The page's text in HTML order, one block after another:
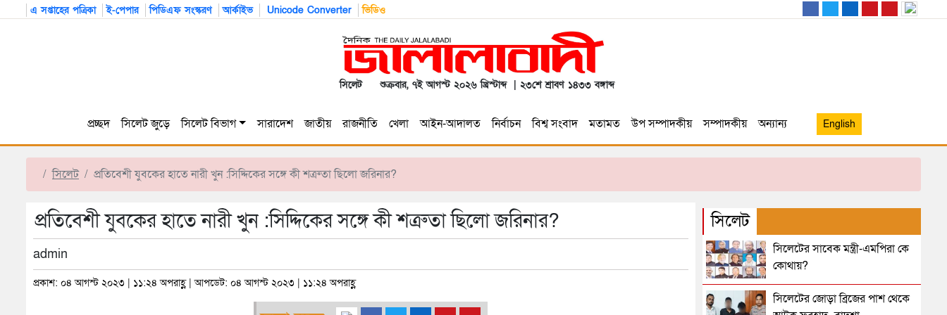
এ সপ্তাহের পত্রিকা ই-পেপার পিডিএফ সংস্করণ আর্কাইভ Unicode Converter ভিডিও
সিলেট শুক্রবার, ৭ই আগস্ট ২০২৬ খ্রিস্টাব্দ | ২৩শে শ্রাবণ ১৪৩৩ বঙ্গাব্দ
প্রচ্ছদ সিলেট জুড়ে সিলেট বিভাগ সারাদেশ জাতীয় রাজনীতি খেলা আইন-আদালত নির্বাচন বিশ্ব সংবাদ মতামত উপ সম্পাদকীয় সম্পাদকীয় অন্যান্য English
সিলেট প্রতিবেশী যুবকের হাতে নারী খুন :সিদ্দিকের সঙ্গে কী শত্রুতা ছিলো জরিনার?
প্রতিবেশী যুবকের হাতে নারী খুন :সিদ্দিকের সঙ্গে কী শত্রুতা ছিলো জরিনার?
admin
প্রকাশ: ০৪ আগস্ট ২০২৩ | ১১:২৪ অপরাহ্ণ | আপডেট: ০৪ আগস্ট ২০২৩ | ১১:২৪ অপরাহ্ণ
সিলেট
সিলেটের সাবেক মন্ত্রী-এমপিরা কে
কোথায়?
সিলেটের জোড়া ব্রিজের পাশ থেকে